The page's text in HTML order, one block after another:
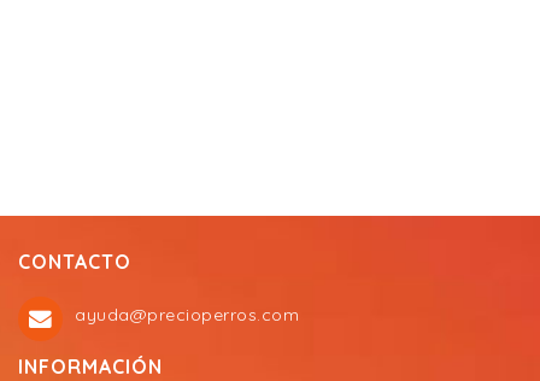
CONTACTO
ayuda@precioperros.com
INFORMACIÓN